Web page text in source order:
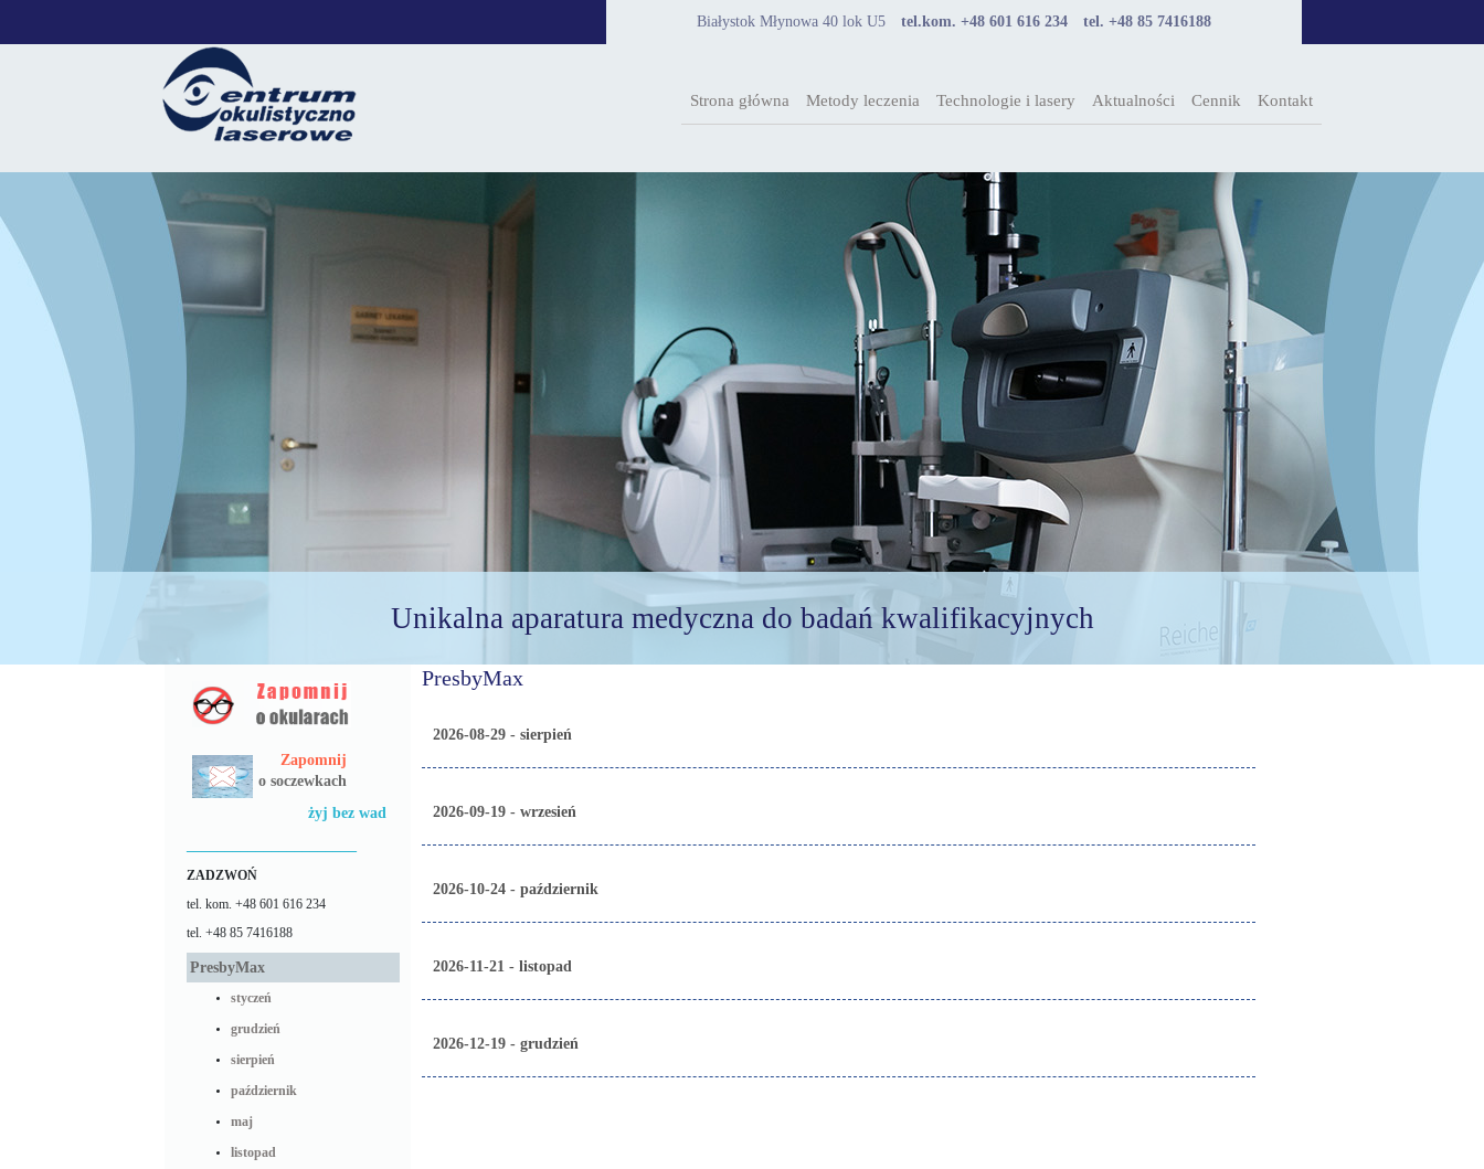
Białystok Młynowa 40 lok U5 tel.kom. +48 601 616 234 tel. +48 85 7416188
Strona główna Metody leczenia Technologie i lasery Aktualności Cennik Kontakt
Unikalna aparatura medyczna do badań kwalifikacyjnych
Zapomnij
o soczewkach
żyj bez wad
ZADZWOŃ
tel. kom. +48 601 616 234
tel. +48 85 7416188
PresbyMax
styczeń
grudzień
sierpień
październik
maj
listopad
PresbyMax
2026-08-29 - sierpień
2026-09-19 - wrzesień
2026-10-24 - październik
2026-11-21 - listopad
2026-12-19 - grudzień